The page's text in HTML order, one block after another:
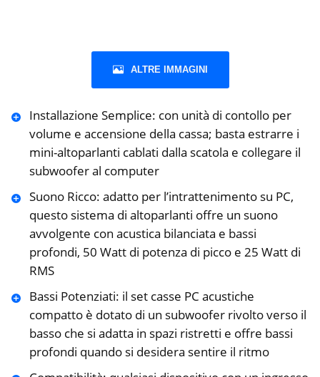
ALTRE IMMAGINI
Installazione Semplice: con unità di contollo per
volume e accensione della cassa; basta estrarre i
‎mini-altoparlanti cablati dalla scatola e collegare il
subwoofer al computer
Suono Ricco: adatto per l’intrattenimento su PC,
questo sistema di altoparlanti offre un suono
‎avvolgente con acustica bilanciata e bassi
profondi, 50 Watt di potenza di picco e 25 Watt di
RMS‎
Bassi Potenziati: il set casse PC acustiche
compatto è dotato di un subwoofer rivolto verso il
basso che si ‎adatta in spazi ristretti e offre bassi
profondi quando si desidera sentire il ritmo